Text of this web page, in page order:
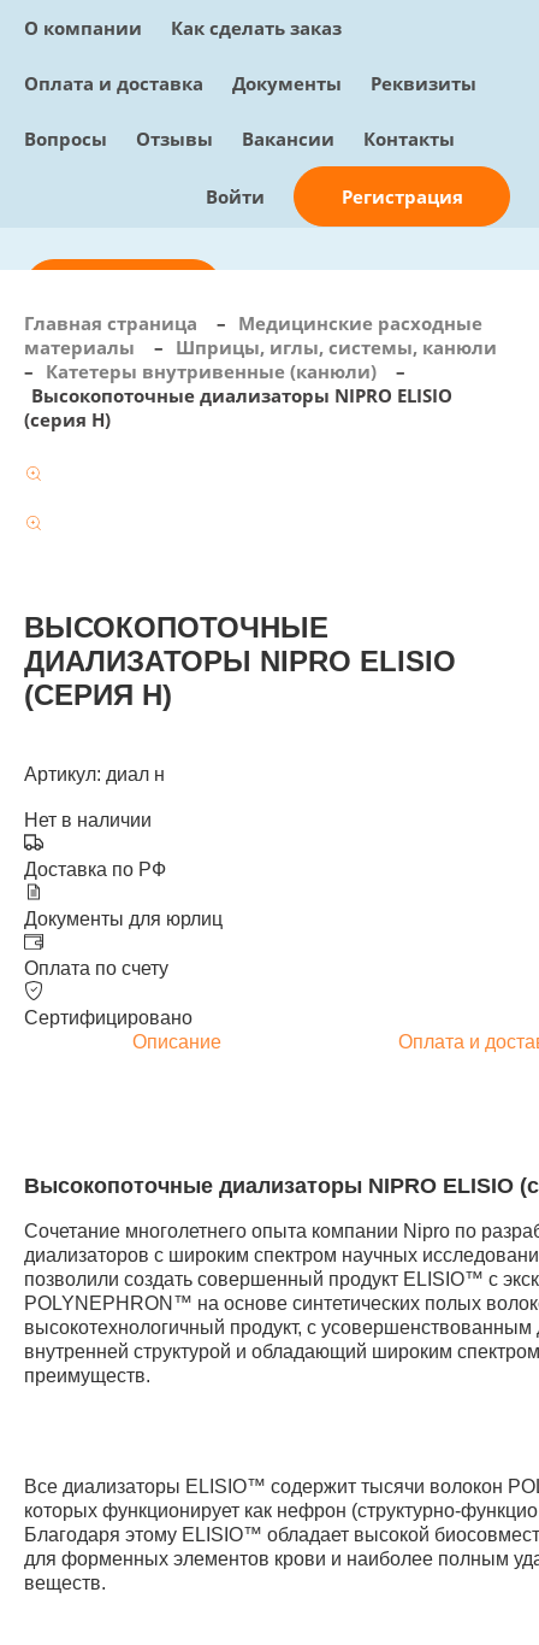
О компании Как сделать заказ
Оплата и доставка Документы Реквизиты
Вопросы Отзывы Вакансии Контакты
Войти Регистрация
info@sunmed.ru
Пн – Пт: с 10:00 - 18:00
КАТАЛОГ
Главная страница – Медицинские расходные
материалы
– Шприцы, иглы, системы, канюли
– Катетеры внутривенные (канюли)
–
Высокопоточные диализаторы NIPRO ELISIO
(серия H)
ВЫСОКОПОТОЧНЫЕ
ДИАЛИЗАТОРЫ NIPRO ELISIO
(СЕРИЯ H)
Артикул: диал н
Нет в наличии
Доставка по РФ
Документы для юрлиц
Оплата по счету
Сертифицировано
Описание
Оплата и
Высокопоточные диализаторы NIPRO ELISIO
Сочетание многолетнего опыта компании Nipro по
диализаторов с широким спектром научных
позволили создать совершенный продукт ELISIO™ с
POLYNEPHRON™ на основе синтетических полых
высокотехнологичный продукт, с усовершенствованным
внутренней структурой и обладающий широким
преимуществ.
Все диализаторы ELISIO™ содержит тысячи волокон
которых функционирует как нефрон (структурно-
Благодаря этому ELISIO™ обладает высокой
для форменных элементов крови и наиболее полным
веществ.